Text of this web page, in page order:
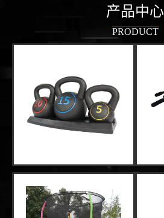
产品中心
PRODUCT